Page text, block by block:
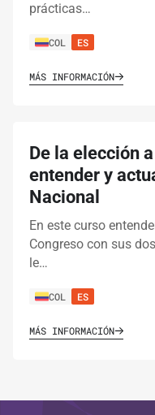
prácticas…
COL ES
MÁS INFORMACIÓN
De la elección
entender y
Nacional
En este curso
Congreso con sus
le…
COL ES
MÁS INFORMACIÓN